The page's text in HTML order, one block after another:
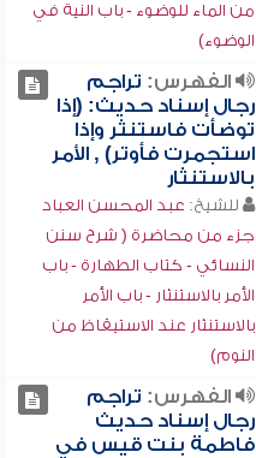
من الماء للوضوء - باب النية في
الوضوء)
الفهرس: تراجم
رجال إسناد حديث: (إذا
توضأت فاستنثر وإذا
استجمرت فأوتر) , الأمر
بالاستنثار
للشيخ: عبد المحسن العباد
جزء من محاضرة ( شرح سنن
النسائي - كتاب الطهارة - باب
الأمر بالاستنثار - باب الأمر
بالاستنثار عند الاستيقاظ من
النوم)
الفهرس: تراجم
رجال إسناد حديث
فاطمة بنت قيس في